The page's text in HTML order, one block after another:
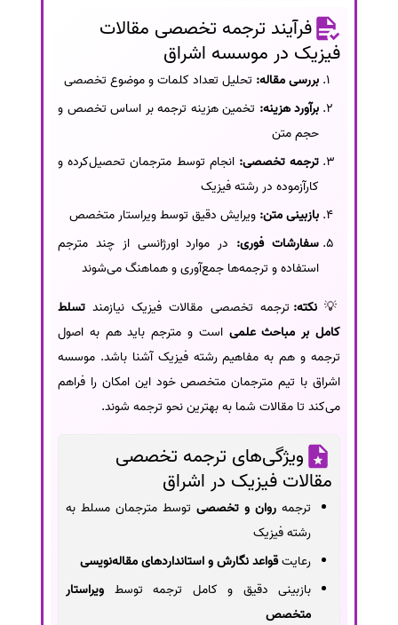
فرآیند ترجمه تخصصی مقالات
فیزیک در موسسه اشراق
بررسی مقاله: تحلیل تعداد کلمات و موضوع تخصصی
برآورد هزینه: تخمین هزینه ترجمه بر اساس تخصص و
حجم متن
ترجمه تخصصی: انجام توسط مترجمان تحصیل‌کرده و
کارآزموده در رشته فیزیک
بازبینی متن: ویرایش دقیق توسط ویراستار متخصص
سفارشات فوری: در موارد اورژانسی از چند مترجم
استفاده و ترجمه‌ها جمع‌آوری و هماهنگ می‌شوند
💡نکته: ترجمه تخصصی مقالات فیزیک نیازمند تسلط
کامل بر مباحث علمی است و مترجم باید هم به اصول
ترجمه و هم به مفاهیم رشته فیزیک آشنا باشد. موسسه
اشراق با تیم مترجمان متخصص خود این امکان را فراهم
می‌کند تا مقالات شما به بهترین نحو ترجمه شوند.
ویژگی‌های ترجمه تخصصی
مقالات فیزیک در اشراق
ترجمه روان و تخصصی توسط مترجمان مسلط به
رشته فیزیک
رعایتقواعد نگارش و استانداردهای مقاله‌نویسی
بازبینی دقیق و کامل ترجمه توسط ویراستار
متخصص